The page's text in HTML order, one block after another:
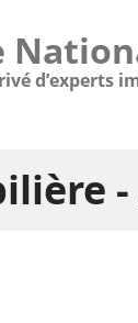
d’experts